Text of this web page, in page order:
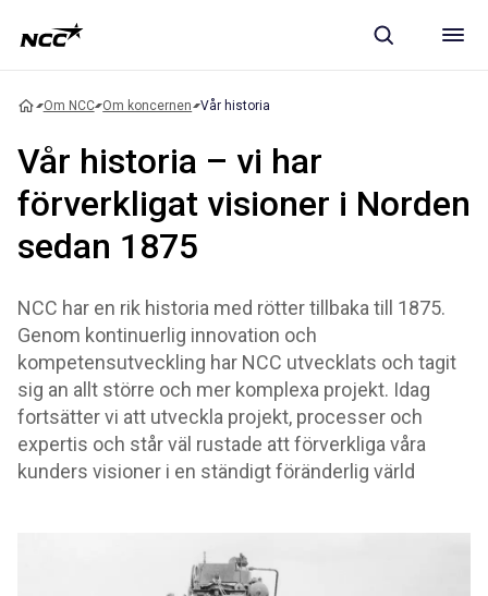
Om NCC Om koncernen Vår historia
Vår historia – vi har
förverkligat visioner i Norden
sedan 1875
NCC har en rik historia med rötter tillbaka till 1875.
Genom kontinuerlig innovation och
kompetensutveckling har NCC utvecklats och tagit
sig an allt större och mer komplexa projekt. Idag
fortsätter vi att utveckla projekt, processer och
expertis och står väl rustade att förverkliga våra
kunders visioner i en ständigt föränderlig värld